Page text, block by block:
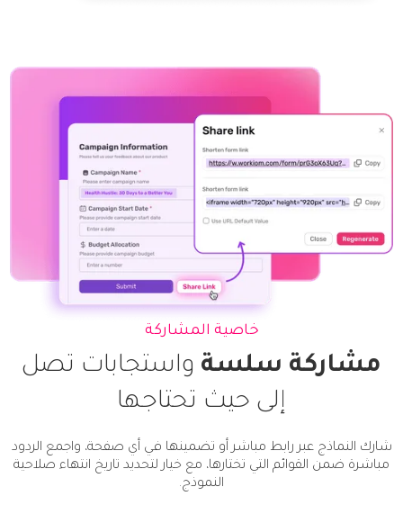
خاصية المشاركة
مشاركة سلسة واستجابات تصل
إلى حيث تحتاجها
شارك النماذج عبر رابط مباشر أو تضمينها في أي صفحة، واجمع الردود
مباشرة ضمن القوائم التي تختارها، مع خيار لتحديد تاريخ انتهاء صلاحية
النموذج.